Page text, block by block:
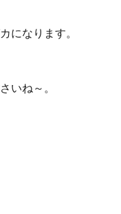
になります。
いね～。